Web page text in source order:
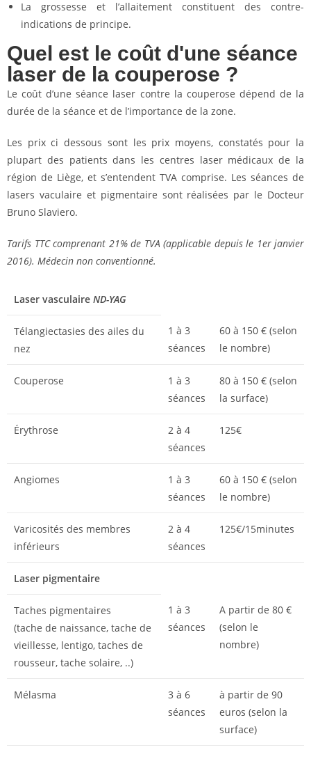
La grossesse et l’allaitement constituent des contre-
indications de principe.
Quel est le coût d'une séance
laser de la couperose ?
Le coût d’une séance laser contre la couperose dépend de la
durée de la séance et de l’importance de la zone.
Les prix ci dessous sont les prix moyens, constatés pour la
plupart des patients dans les centres laser médicaux de la
région de Liège, et s’entendent TVA comprise. Les séances de
lasers vaculaire et pigmentaire sont réalisées par le Docteur
Bruno Slaviero.
Tarifs TTC comprenant 21% de TVA (applicable depuis le 1er janvier
2016). Médecin non conventionné.
Laser vasculaire ND-YAG
Télangiectasies des ailes du
nez
1 à 3
séances
60 à 150 € (selon
le nombre)
Couperose
1 à 3
séances
80 à 150 € (selon
la surface)
Érythrose
2 à 4
séances
125€
Angiomes
1 à 3
séances
60 à 150 € (selon
le nombre)
Varicosités des membres
inférieurs
2 à 4
séances
125€/15minutes
Laser pigmentaire
Taches pigmentaires
(tache de naissance, tache de
vieillesse, lentigo, taches de
rousseur, tache solaire, ..)
1 à 3
séances
A partir de 80 €
(selon le
nombre)
Mélasma
3 à 6
séances
à partir de 90
euros (selon la
surface)